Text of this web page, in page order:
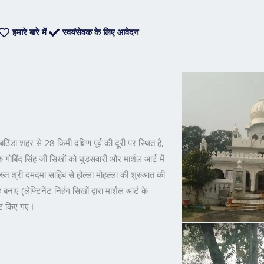
हमारे बारे में स्वयंसेवक के लिए आवेदन
शहर से 28 किमी दक्षिण पूर्व की दूरी पर स्थित है,
सिंह जी सिखों को घुड़सवारी और मार्शल आर्ट में
श्री दमदमा साहिब से होल्ला मोहल्ला की शुरुआत की
(लेफ्टिनेंट निहंग सिखों द्वारा मार्शल आर्ट के
किए गए।